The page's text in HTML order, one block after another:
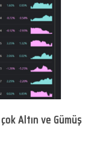
Altın ve Gümüş